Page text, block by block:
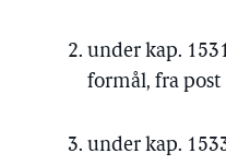
under kap.
formål, fra post
under kap.